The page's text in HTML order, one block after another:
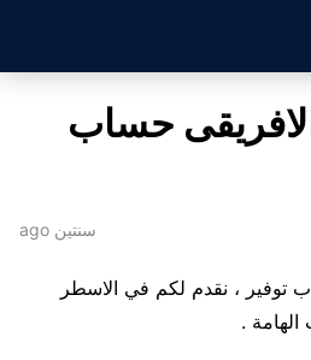
حساب
سنتين ago
توفير ، نقدم لكم في الاسطر
الهامة .